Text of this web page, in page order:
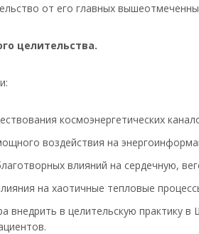
от его главных
целительства.
космоэнергетических
воздействия на
влияний на сердечную,
на хаотичные тепловые
внедрить в целительскую практику